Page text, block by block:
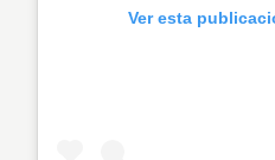
Ver esta